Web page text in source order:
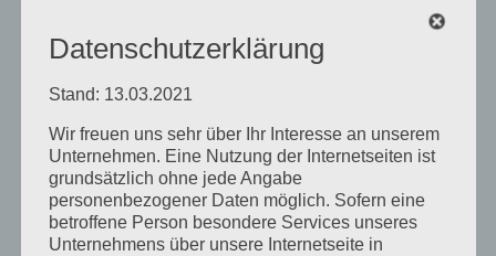
Weitere Informationen zu dieser Maschine findest du in
Von LucaN | August 2nd, 2023 | Maschinen
Elektronikecke | Kommentare deaktiviertfür
Leiterplatten-
Vorheizer
Datenschutzerklärung
Stand: 13.03.2021
Wir freuen uns sehr über Ihr Interesse an unserem
Unternehmen. Eine Nutzung der Internetseiten ist
grundsätzlich ohne jede Angabe
personenbezogener Daten möglich. Sofern eine
betroffene Person besondere Services unseres
Unternehmens über unsere Internetseite in